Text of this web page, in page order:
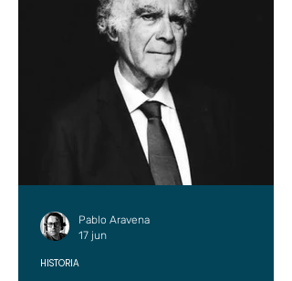
HISTORIA
Pablo Aravena
17 jun